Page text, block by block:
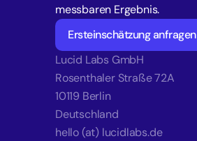
messbaren Ergebnis.
Ersteinschätzung anfragen
Lucid Labs GmbH
Rosenthaler Straße 72A
10119 Berlin
Deutschland
hello (at) lucidlabs.de